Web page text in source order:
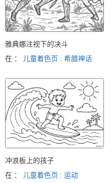
雅典娜注视下的决斗
在 ：
儿童着色页 : 希腊神话
冲浪板上的孩子
在 ：
儿童着色页 : 运动